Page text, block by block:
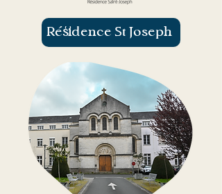
Résidence St Joseph